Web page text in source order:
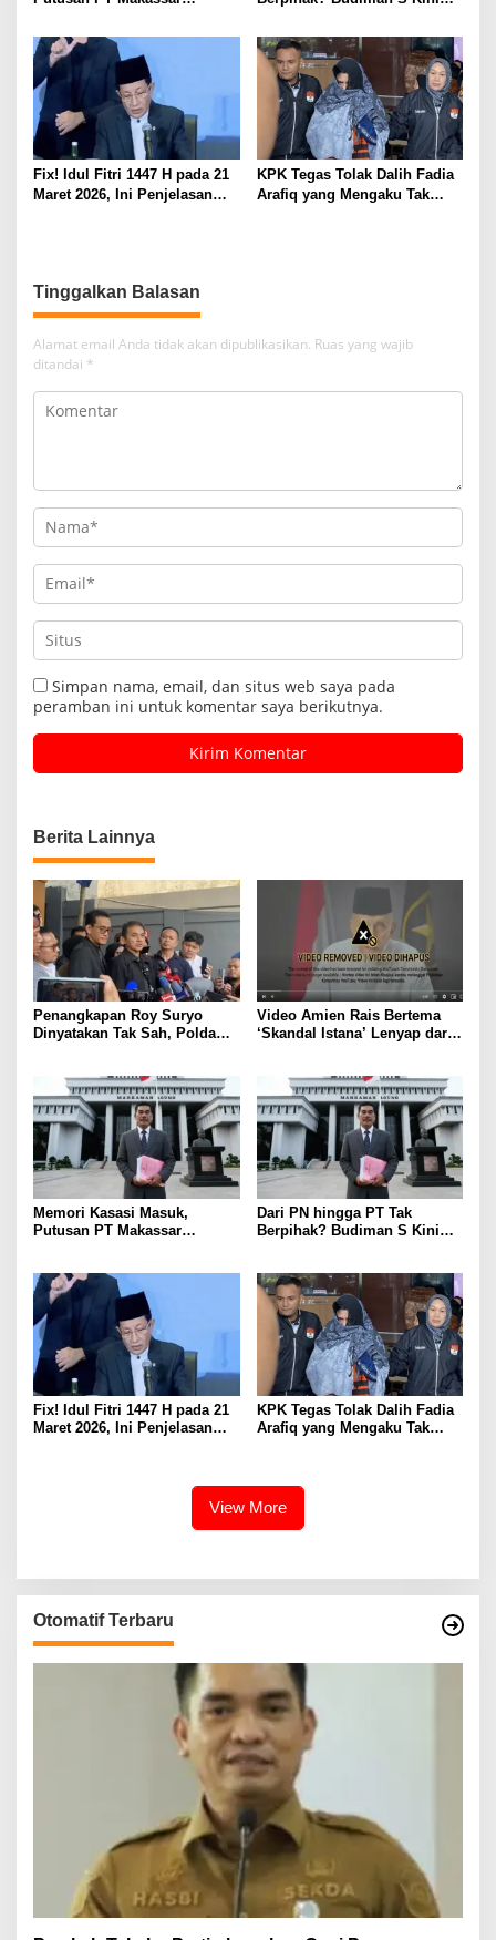
Diabaikan
Fix! Idul Fitri 1447 H pada 21
Maret 2026, Ini Penjelasan
KPK Tegas Tolak Dalih Fadia
Arafiq yang Mengaku Tak
Tinggalkan Balasan
Alamat email Anda tidak akan dipublikasikan. Ruas yang wajib
ditandai *
Simpan nama, email, dan situs web saya pada
peramban ini untuk komentar saya berikutnya.
Berita Lainnya
Penangkapan Roy Suryo
Dinyatakan Tak Sah, Polda
Video Amien Rais Bertema
‘Skandal Istana’ Lenyap dari
Memori Kasasi Masuk,
Putusan PT Makassar
Dari PN hingga PT Tak
Berpihak? Budiman S Kini
Fix! Idul Fitri 1447 H pada 21
Maret 2026, Ini Penjelasan
KPK Tegas Tolak Dalih Fadia
Arafiq yang Mengaku Tak
View More
Otomatif Terbaru